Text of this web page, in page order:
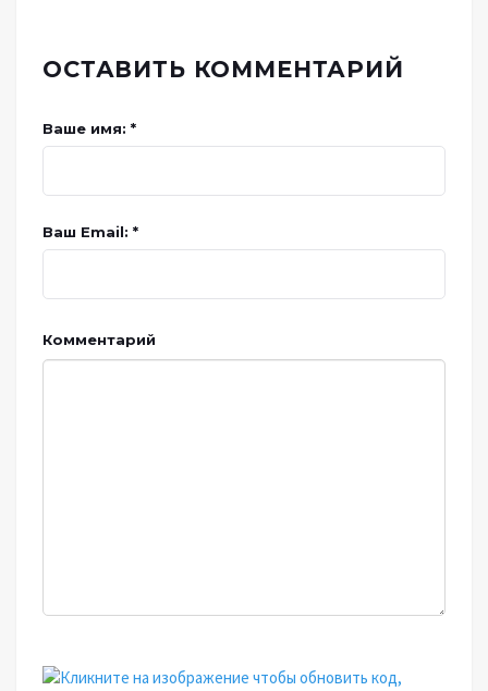
ОСТАВИТЬ КОММЕНТАРИЙ
Ваше имя: *
Ваш Email: *
Комментарий